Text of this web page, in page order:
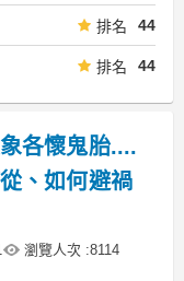
排名 44
排名 44
各懷鬼胎....
、如何避禍
瀏覽人次 :8114